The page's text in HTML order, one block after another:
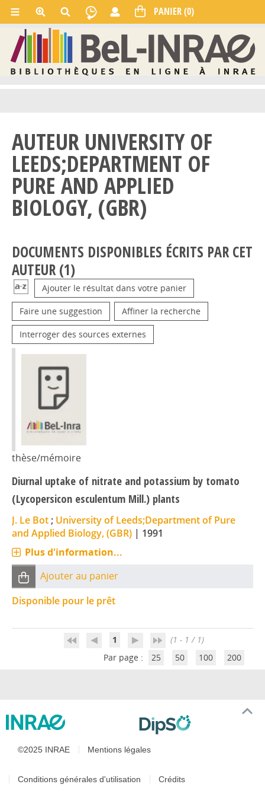
AUTEUR UNIVERSITY OF
LEEDS;DEPARTMENT OF
PURE AND APPLIED
BIOLOGY, (GBR)
DOCUMENTS DISPONIBLES ÉCRITS PAR CET
AUTEUR (1)
Ajouter le résultat dans votre panier
Faire une suggestion Affiner la recherche
Interroger des sources externes
thèse/mémoire
Diurnal uptake of nitrate and potassium by tomato
(Lycopersicon esculentum Mill.) plants
J. Le Bot ; University of Leeds;Department of Pure
and Applied Biology, (GBR) | 1991
Plus d'information...
Ajouter au panier
Disponible pour le prêt
1
(1 - 1 / 1)
Par page :
25 50 100 200
©2025 INRAE Mentions légales
Conditions générales d'utilisation Crédits